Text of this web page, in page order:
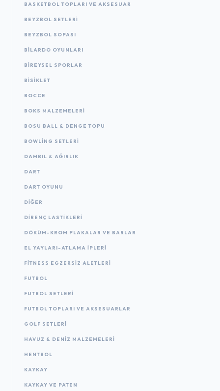
BASKETBOL TOPLARI VE AKSESUAR
BEYZBOL SETLERI
BEYZBOL SOPASI
BILARDO OYUNLARI
BIREYSEL SPORLAR
BISIKLET
BOCCE
BOKS MALZEMELERI
BOSU BALL & DENGE TOPU
BOWLING SETLERI
DAMBIL & AĞIRLIK
DART
DART OYUNU
DIĞER
DIRENÇ LASTIKLERI
DÖKÜM-KROM PLAKALAR VE BARLAR
EL YAYLARI-ATLAMA IPLERI
FITNESS EGZERSIZ ALETLERI
FUTBOL
FUTBOL SETLERI
FUTBOL TOPLARI VE AKSESUARLAR
GOLF SETLERI
HAVUZ & DENIZ MALZEMELERI
HENTBOL
KAYKAY
KAYKAY VE PATEN